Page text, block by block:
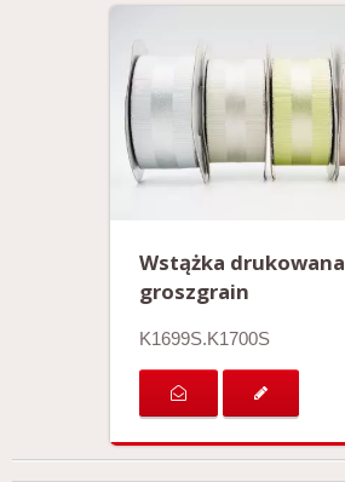
Wstążka drukowana
groszgrain
K1699S.K1700S